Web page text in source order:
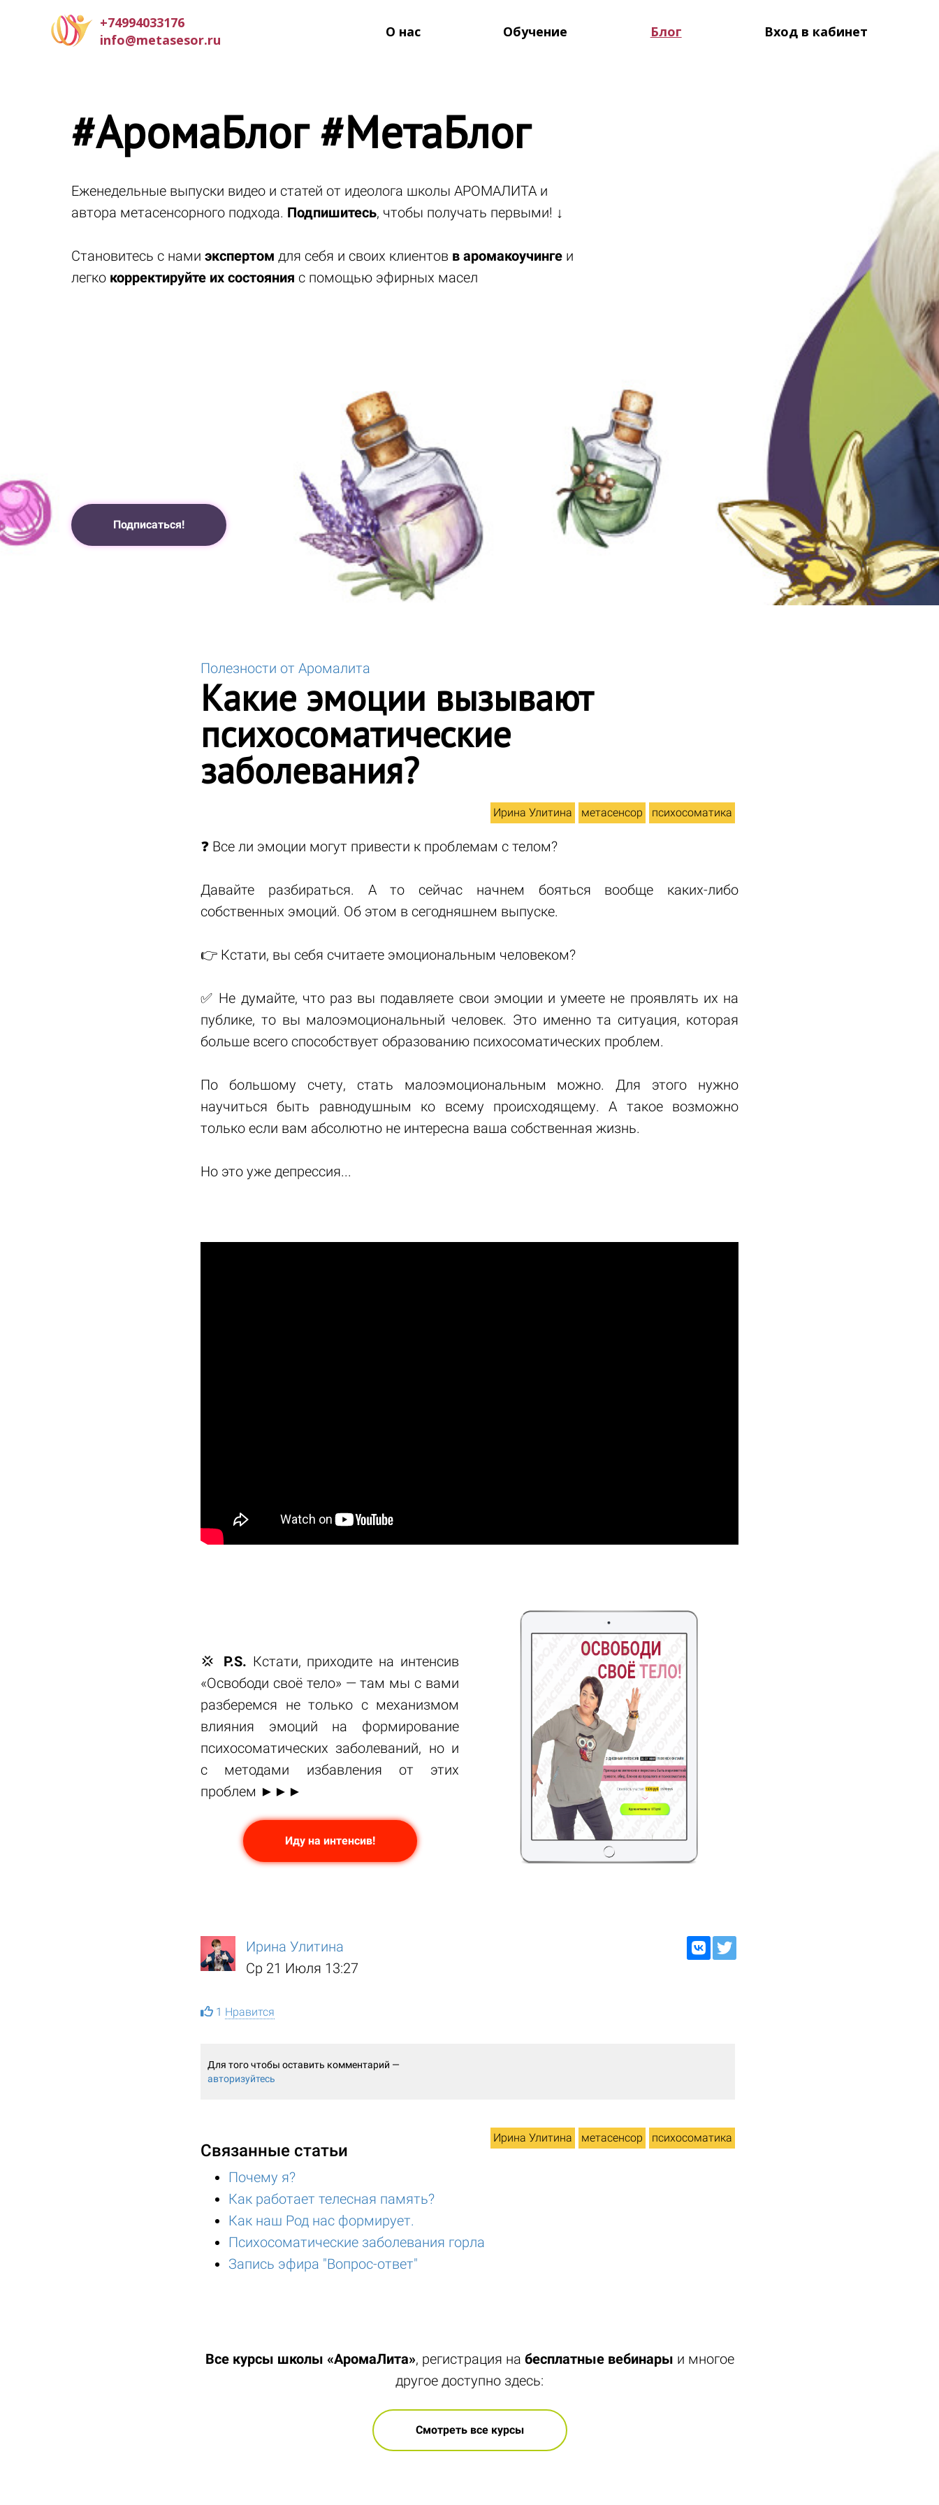
+74994033176
info@metasesor.ru
О нас Обучение Блог Вход в кабинет
#АромаБлог #МетаБлог
Еженедельные выпуски видео и статей от идеолога школы АРОМАЛИТА и
автора метасенсорного подхода. Подпишитесь, чтобы получать первыми! ↓
Становитесь с нами экспертом для себя и своих клиентов в аромакоучинге и
легко корректируйте их состояния с помощью эфирных масел
Подписаться!
Полезности от Аромалита
Какие эмоции вызывают
психосоматические
заболевания?
Ирина Улитина метасенсор психосоматика
❓ Все ли эмоции могут привести к проблемам с телом?
Давайте разбираться. А то сейчас начнем бояться вообще каких-либо
собственных эмоций. Об этом в сегодняшнем выпуске.
👉 Кстати, вы себя считаете эмоциональным человеком?
✅ Не думайте, что раз вы подавляете свои эмоции и умеете не проявлять их на
публике, то вы малоэмоциональный человек. Это именно та ситуация, которая
больше всего способствует образованию психосоматических проблем.
По большому счету, стать малоэмоциональным можно. Для этого нужно
научиться быть равнодушным ко всему происходящему. А такое возможно
только если вам абсолютно не интересна ваша собственная жизнь.
Но это уже депрессия...
💢 P.S. Кстати, приходите на интенсив
«Освободи своё тело» — там мы с вами
разберемся не только с механизмом
влияния эмоций на формирование
психосоматических заболеваний, но и
с методами избавления от этих
проблем ►►►
Иду на интенсив!
Ирина Улитина
Ср 21 Июля 13:27
1 Нравится
Для того чтобы оставить комментарий —
авторизуйтесь
Ирина Улитина метасенсор психосоматика
Связанные статьи
Почему я?
Как работает телесная память?
Как наш Род нас формирует.
Психосоматические заболевания горла
Запись эфира "Вопрос-ответ"
Все курсы школы «АромаЛита», регистрация на бесплатные вебинары и многое
другое доступно здесь:
Смотреть все курсы